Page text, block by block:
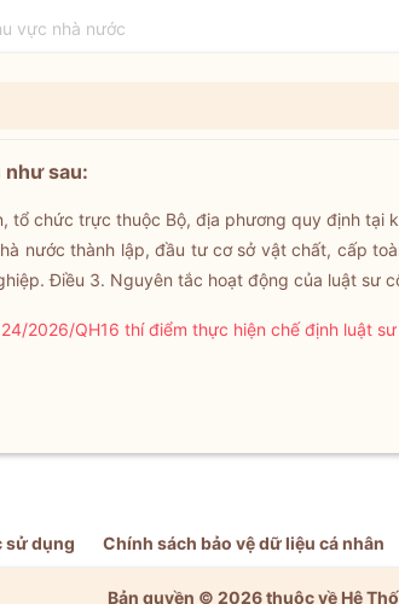
vực nhà nước
sau:
tổ chức trực thuộc Bộ, địa phương quy định
nước thành lập, đầu tư cơ sở vật chất, cấp
Điều 3. Nguyên tắc hoạt động của luật sư
2026/QH16 thí điểm thực hiện chế định luật
sử dụng Chính sách bảo vệ dữ liệu cá nhân
Bản quyền © 2026 thuộc về Hệ